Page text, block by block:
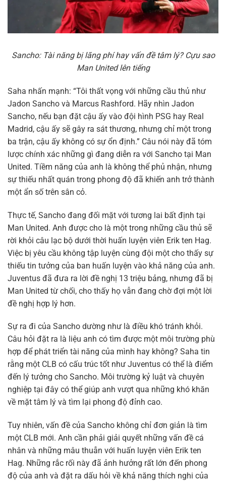
Sancho: Tài năng bị lãng phí hay vấn đề tâm lý? Cựu sao
Man United lên tiếng
Saha nhấn mạnh: “Tôi thất vọng với những cầu thủ như
Jadon Sancho và Marcus Rashford. Hãy nhìn Jadon
Sancho, nếu bạn đặt cậu ấy vào đội hình PSG hay Real
Madrid, cậu ấy sẽ gây ra sát thương, nhưng chỉ một trong
ba trận, cậu ấy không có sự ổn định.” Câu nói này đã tóm
lược chính xác những gì đang diễn ra với Sancho tại Man
United. Tiềm năng của anh là không thể phủ nhận, nhưng
sự thiếu nhất quán trong phong độ đã khiến anh trở thành
một ẩn số trên sân cỏ.
Thực tế, Sancho đang đối mặt với tương lai bất định tại
Man United. Anh được cho là một trong những cầu thủ sẽ
rời khỏi câu lạc bộ dưới thời huấn luyện viên Erik ten Hag.
Việc bị yêu cầu không tập luyện cùng đội một cho thấy sự
thiếu tin tưởng của ban huấn luyện vào khả năng của anh.
Juventus đã đưa ra lời đề nghị 13 triệu bảng, nhưng đã bị
Man United từ chối, cho thấy họ vẫn đang chờ đợi một lời
đề nghị hợp lý hơn.
Sự ra đi của Sancho dường như là điều khó tránh khỏi.
Câu hỏi đặt ra là liệu anh có tìm được một môi trường phù
hợp để phát triển tài năng của mình hay không? Saha tin
rằng một CLB có cấu trúc tốt như Juventus có thể là điểm
đến lý tưởng cho Sancho. Môi trường kỷ luật và chuyên
nghiệp tại đây có thể giúp anh vượt qua những khó khăn
về mặt tâm lý và tìm lại phong độ đỉnh cao.
Tuy nhiên, vấn đề của Sancho không chỉ đơn giản là tìm
một CLB mới. Anh cần phải giải quyết những vấn đề cá
nhân và những mâu thuẫn với huấn luyện viên Erik ten
Hag. Những rắc rối này đã ảnh hưởng rất lớn đến phong
độ của anh và đặt ra dấu hỏi về khả năng thích nghi của